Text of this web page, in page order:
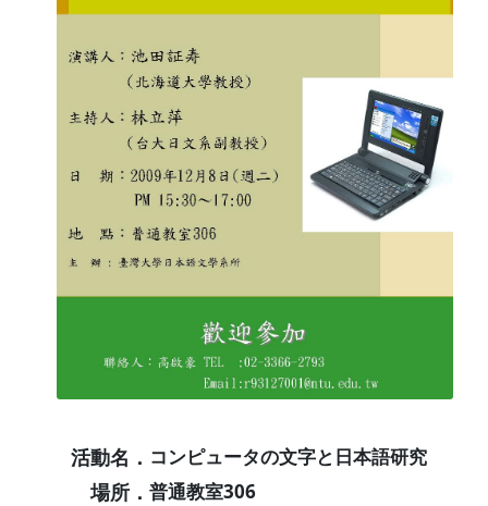
活動名． コンピュータの文字と日本語研究
場所． 普通教室306